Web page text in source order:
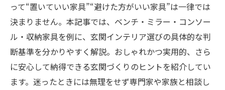
って“置いていい家具”“避けた方がいい家具”は一律では
決まりません。本記事では、ベンチ・ミラー・コンソー
ル・収納家具を例に、玄関インテリア選びの具体的な判
断基準を分かりやすく解説。おしゃれかつ実用的、さら
に安心して納得できる玄関づくりのヒントを紹介してい
ます。迷ったときには無理をせず専門家や家族と相談し